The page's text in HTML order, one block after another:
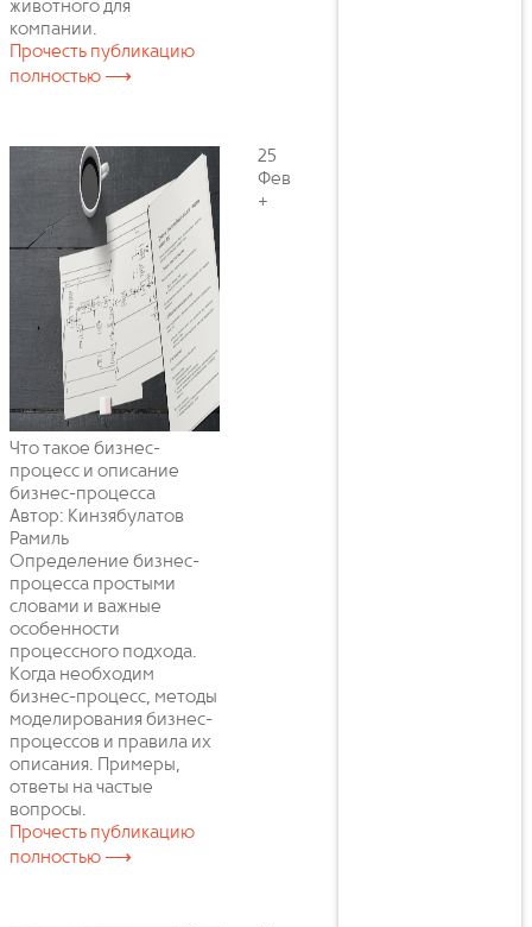
животного для
компании.
Прочесть публикацию
полностью ⟶
Что такое бизнес-
процесс и описание
бизнес-процесса
Автор: Кинзябулатов
Рамиль
Определение бизнес-
процесса простыми
словами и важные
особенности
процессного подхода.
Когда необходим
бизнес-процесс, методы
моделирования бизнес-
процессов и правила их
описания. Примеры,
ответы на частые
вопросы.
Прочесть публикацию
полностью ⟶
25
Фев
+